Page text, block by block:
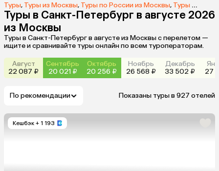
Туры, Туры из Москвы, Туры по России из Москвы, Туры в Санкт-Петербург из Москвы
Туры в Санкт-Петербург в августе 2026
из Москвы
Туры в Санкт-Петербург в августе из Москвы с перелетом —
ищите и сравнивайте туры онлайн по всем туроператорам.
Август
22 087 ₽
Сентябрь
20 021 ₽
Октябрь
20 256 ₽
Ноябрь
26 568 ₽
Декабрь
33 502 ₽
27
По рекомендации Показаны туры в 927 отелей
Кешбэк + 1 193